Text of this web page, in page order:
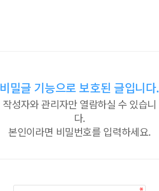
비밀글 기능으로 보호된 글입니다.
작성자와 관리자만 열람하실 수 있습니
다.
본인이라면 비밀번호를 입력하세요.